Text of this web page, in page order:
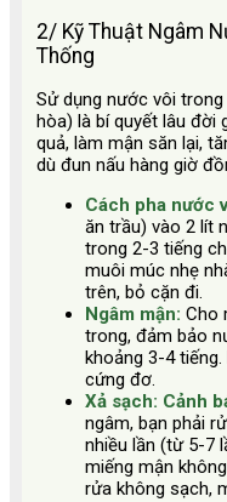
2/ Kỹ Thuật Ngâm
Thống
Sử dụng nước vôi trong
hòa) là bí quyết lâu đời
quả, làm mận săn lại,
dù đun nấu hàng giờ
Cách pha nước
ăn trầu) vào 2 lít
trong 2-3 tiếng
muôi múc nhẹ
trên, bỏ cặn đi.
Ngâm mận: Cho
trong, đảm bảo
khoảng 3-4
cứng đơ.
Xả sạch: Cảnh
ngâm, bạn phải
nhiều lần (từ 5-7
miếng mận
rửa không sạch,